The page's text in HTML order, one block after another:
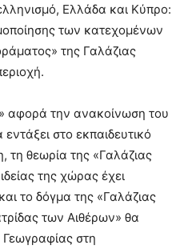
Ελλάδα και Κύπρο:
των κατεχομένων
της Γαλάζιας
αφορά την ανακοίνωση του
στο εκπαιδευτικό
τη θεωρία της «Γαλάζιας
της χώρας έχει
το δόγμα της «Γαλάζιας
των Αιθέρων» θα
Γεωγραφίας στη